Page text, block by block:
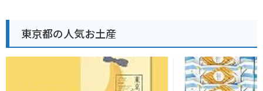
東京都の人気お土産